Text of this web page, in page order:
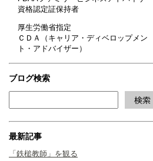
資格認定証保持者
厚生労働省指定
ＣＤＡ（キャリア・ディベロップメン
ト・アドバイザー）
ブログ検索
最新記事
「鉄槌教師」を観る